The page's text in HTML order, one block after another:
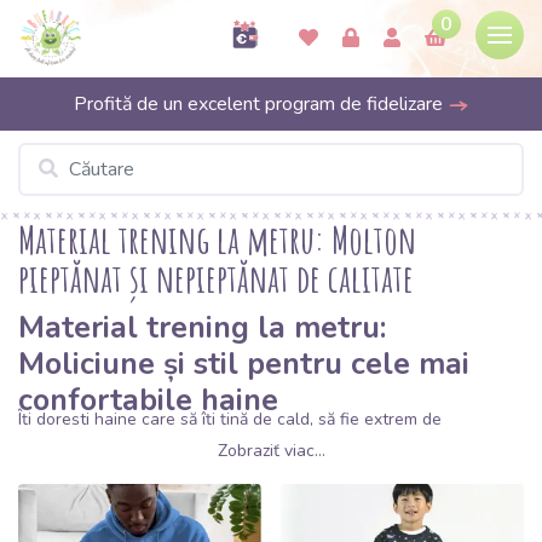
0
Profită de un excelent program de fidelizare
Material trening la metru: Molton
pieptănat și nepieptănat de calitate
Material trening la metru:
Moliciune și stil pentru cele mai
confortabile haine
Îți dorești haine care să îți țină de cald, să fie extrem de
confortabile și să arate grozav?Materialul pentru trening
Bubufabrics. Este o țesătură care îmbină finețea jerse-ului cu o
densitate mai mare și rezistență sporită. Fie că coși haine de joacă
Zobraziť viac...